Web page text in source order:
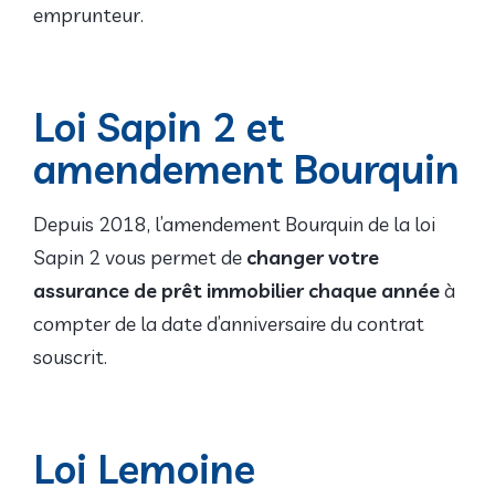
emprunteur.
Loi Sapin 2 et
amendement Bourquin
Depuis 2018, l’amendement Bourquin de la loi
Sapin 2 vous permet de changer votre
assurance de prêt immobilier chaque annéeà
compter de la date d’anniversaire du contrat
souscrit.
Loi Lemoine